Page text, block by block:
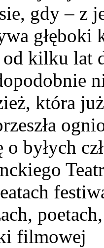
gdy – z
kilku lat
która
byłych
filmo­wej